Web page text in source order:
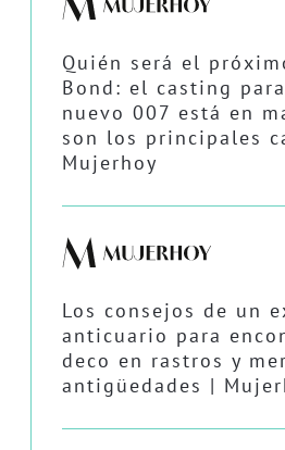
Quién será el
Bond: el casting
nuevo 007 está en
son los principales
Mujerhoy
Los consejos de un
anticuario para
deco en rastros y
antigüedades |